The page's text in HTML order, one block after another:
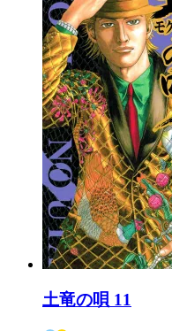
土竜の唄 11